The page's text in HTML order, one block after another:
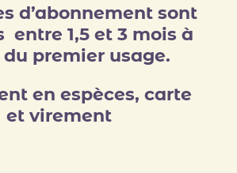
d’abonnement sont
entre 1,5 et 3 mois à
premier usage.
en espèces, carte
et virement